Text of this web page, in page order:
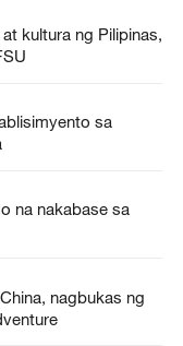
kultura ng Pilipinas,
sa
na nakabase sa
nagbukas ng